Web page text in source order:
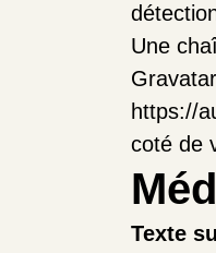
Une
https://
coté de
Texte